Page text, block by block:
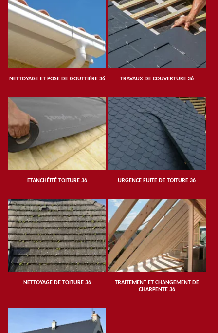
NETTOYAGE ET POSE DE GOUTTIÈRE 36 TRAVAUX DE COUVERTURE 36
ETANCHÉITÉ TOITURE 36 URGENCE FUITE DE TOITURE 36
NETTOYAGE DE TOITURE 36
TRAITEMENT ET CHANGEMENT DE
CHARPENTE 36